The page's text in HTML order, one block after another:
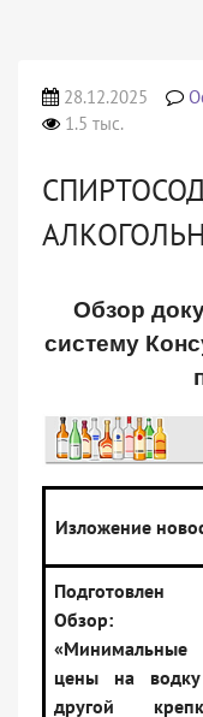
28.12.2025
1.5 тыс.
Обзор
систему
Изложение
Подготовлен
Обзор:
«Минимальные
цены на
другой